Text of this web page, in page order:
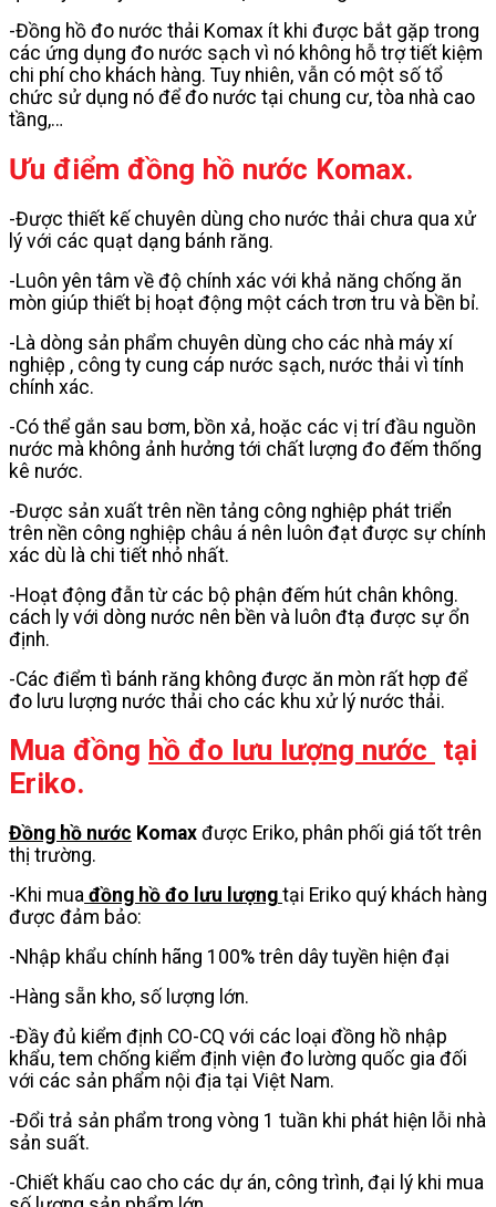
-Đồng hồ đo nước thải Komax ít khi được bắt gặp trong
các ứng dụng đo nước sạch vì nó không hỗ trợ tiết kiệm
chi phí cho khách hàng. Tuy nhiên, vẫn có một số tổ
chức sử dụng nó để đo nước tại chung cư, tòa nhà cao
tầng,…
Ưu điểm đồng hồ nước Komax.
-Được thiết kế chuyên dùng cho nước thải chưa qua xử
lý với các quạt dạng bánh răng.
-Luôn yên tâm về độ chính xác với khả năng chống ăn
mòn giúp thiết bị hoạt động một cách trơn tru và bền bỉ.
-Là dòng sản phẩm chuyên dùng cho các nhà máy xí
nghiệp , công ty cung cáp nước sạch, nước thải vì tính
chính xác.
-Có thể gắn sau bơm, bồn xả, hoặc các vị trí đầu nguồn
nước mà không ảnh hưởng tới chất lượng đo đếm thống
kê nước.
-Được sản xuất trên nền tảng công nghiệp phát triển
trên nền công nghiệp châu á nên luôn đạt được sự chính
xác dù là chi tiết nhỏ nhất.
-Hoạt động đẫn từ các bộ phận đếm hút chân không.
cách ly với dòng nước nên bền và luôn đtạ được sự ổn
định.
-Các điểm tì bánh răng không được ăn mòn rất hợp để
đo lưu lượng nước thải cho các khu xử lý nước thải.
Mua đồng hồ đo lưu lượng nước tại
Eriko.
Đồng hồ nước Komax được Eriko, phân phối giá tốt trên
thị trường.
-Khi mua đồng hồ đo lưu lượng tại Eriko quý khách hàng
được đảm bảo:
-Nhập khẩu chính hãng 100% trên dây tuyền hiện đại
-Hàng sẵn kho, số lượng lớn.
-Đầy đủ kiểm định CO-CQ với các loại đồng hồ nhập
khẩu, tem chống kiểm định viện đo lường quốc gia đối
với các sản phẩm nội địa tại Việt Nam.
-Đổi trả sản phẩm trong vòng 1 tuần khi phát hiện lỗi nhà
sản suất.
-Chiết khấu cao cho các dự án, công trình, đại lý khi mua